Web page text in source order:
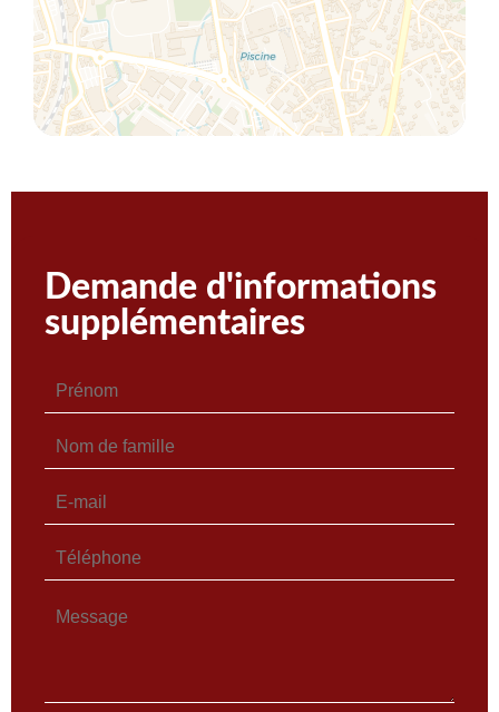
Demande d'informations
supplémentaires